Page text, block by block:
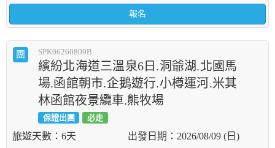
報名
團 SPK06260809B
繽紛北海道三溫泉6日.洞爺湖.北國馬
場.函館朝市.企鵝遊行.小樽運河.米其
林函館夜景纜車.熊牧場
保證出團 必走
6天 2026/08/09 (日)